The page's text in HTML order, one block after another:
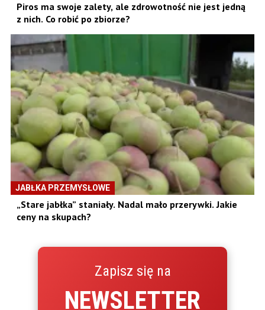
Piros ma swoje zalety, ale zdrowotność nie jest jedną
z nich. Co robić po zbiorze?
JABŁKA PRZEMYSŁOWE
„Stare jabłka” staniały. Nadal mało przerywki. Jakie
ceny na skupach?
Zapisz się na
NEWSLETTER